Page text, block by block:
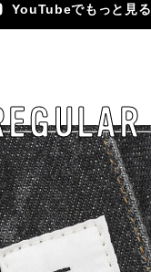
YouTubeでもっと見る